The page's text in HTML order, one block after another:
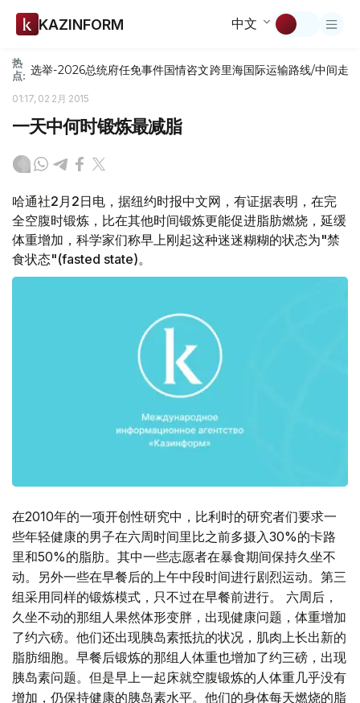
KAZINFORM 中文
热
点: 选举-2026总统府任免事件国情咨文跨里海国际运输路线/中间走廊
01:17, 02 2月 2015
一天中何时锻炼最减脂
哈通社2月2日电，据纽约时报中文网，有证据表明，在完
全空腹时锻炼，比在其他时间锻炼更能促进脂肪燃烧，延缓
体重增加，科学家们称早上刚起这种迷迷糊糊的状态为"禁
食状态"(fasted state)。
在2010年的一项开创性研究中，比利时的研究者们要求一
些年轻健康的男子在六周时间里比之前多摄入30%的卡路
里和50%的脂肪。其中一些志愿者在暴食期间保持久坐不
动。另外一些在早餐后的上午中段时间进行剧烈运动。第三
组采用同样的锻炼模式，只不过在早餐前进行。 六周后，
久坐不动的那组人果然体形变胖，出现健康问题，体重增加
了约六磅。他们还出现胰岛素抵抗的状况，肌肉上长出新的
脂肪细胞。早餐后锻炼的那组人体重也增加了约三磅，出现
胰岛素问题。但是早上一起床就空腹锻炼的人体重几乎没有
增加，仍保持健康的胰岛素水平。他们的身体每天燃烧的脂